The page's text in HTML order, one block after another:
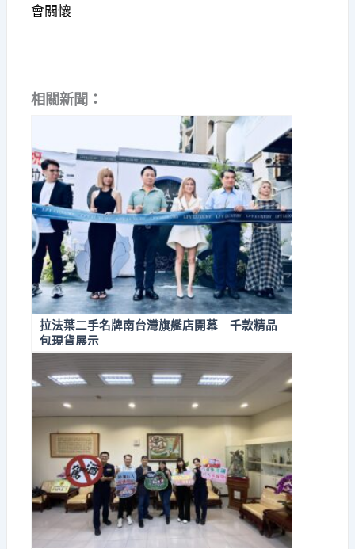
會關懷
相關新聞：
拉法葉二手名牌南台灣旗艦店開幕 千款精品
包現貨展示